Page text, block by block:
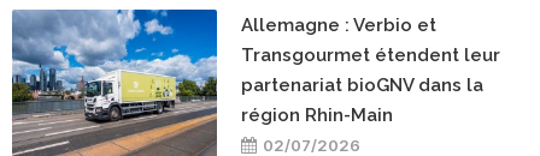
Allemagne : Verbio et
Transgourmet étendent leur
partenariat bioGNV dans la
région Rhin-Main
02/07/2026